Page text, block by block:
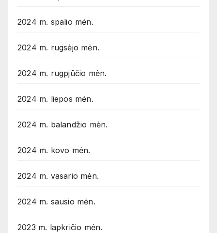
2024 m. spalio mėn.
2024 m. rugsėjo mėn.
2024 m. rugpjūčio mėn.
2024 m. liepos mėn.
2024 m. balandžio mėn.
2024 m. kovo mėn.
2024 m. vasario mėn.
2024 m. sausio mėn.
2023 m. lapkričio mėn.